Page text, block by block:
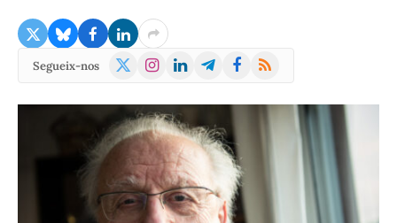
Segueix-nos
X
Instagram
LinkedInTelegramFacebook
RSS